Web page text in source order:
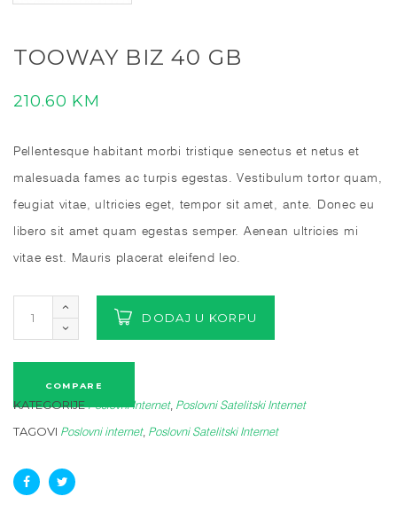
TOOWAY BIZ 40 GB
210.60 KM
Pellentesque habitant morbi tristique senectus et netus et
malesuada fames ac turpis egestas. Vestibulum tortor quam,
feugiat vitae, ultricies eget, tempor sit amet, ante. Donec eu
libero sit amet quam egestas semper. Aenean ultricies mi
vitae est. Mauris placerat eleifend leo.
DODAJ U KORPU
COMPARE
KATEGORIJE Poslovni Internet, Poslovni Satelitski Internet
TAGOVI Poslovni internet, Poslovni Satelitski Internet